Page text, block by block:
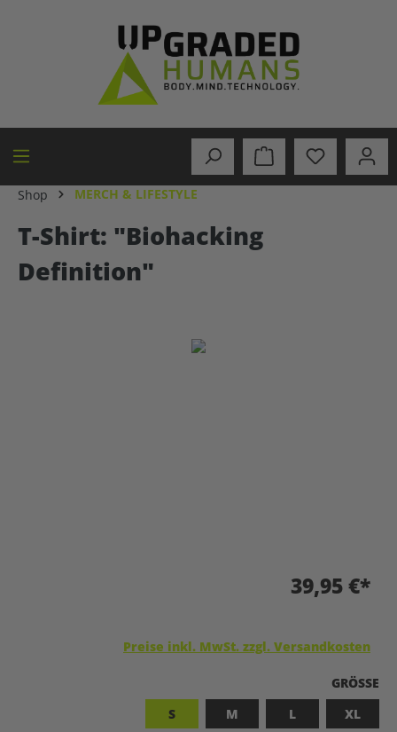
Shop MERCH & LIFESTYLE
T-Shirt: "Biohacking
Definition"
39,95 €*
Preise inkl. MwSt. zzgl. Versandkosten
GRÖSSE
S
M L XL